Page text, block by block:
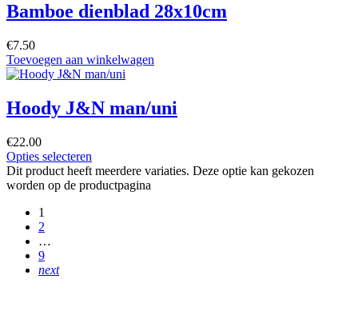
Bamboe dienblad 28x10cm
€7.50
Toevoegen aan winkelwagen
Hoody J&N man/uni
€22.00
Opties selecteren
Dit product heeft meerdere variaties. Deze optie kan gekozen
worden op de productpagina
1
2
…
9
next